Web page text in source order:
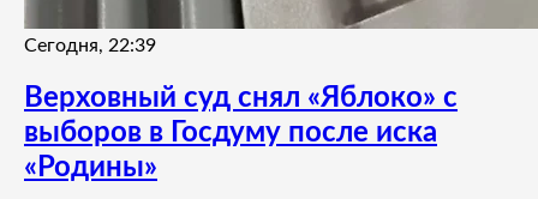
Сегодня, 22:39
Верховный суд снял «Яблоко» с
выборов в Госдуму после иска
«Родины»